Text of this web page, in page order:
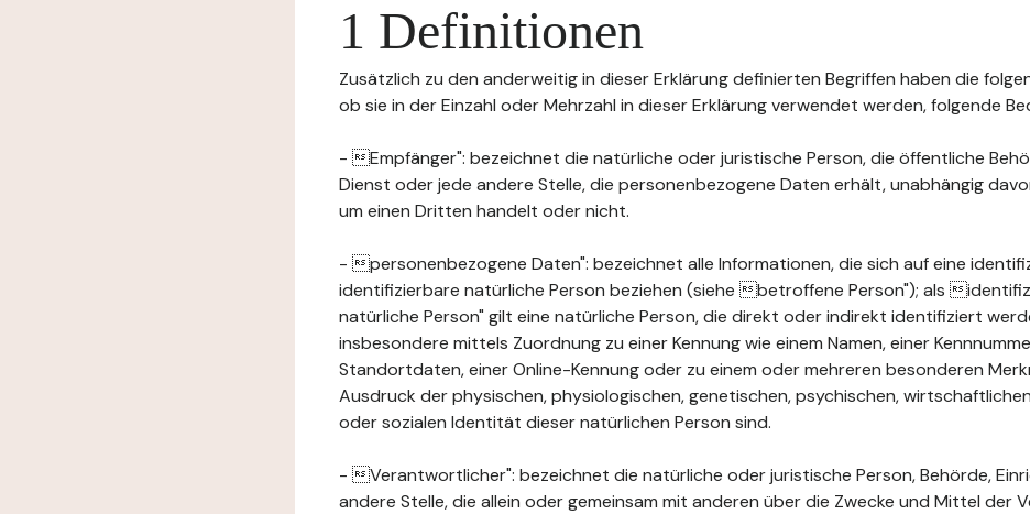
1 Definitionen
Zusätzlich zu den anderweitig in dieser Erklärung definierten Begriffen haben die
ob sie in der Einzahl oder Mehrzahl in dieser Erklärung verwendet werden, folgende
- Empfänger": bezeichnet die natürliche oder juristische Person, die öffentliche
Dienst oder jede andere Stelle, die personenbezogene Daten erhält, unabhängig
um einen Dritten handelt oder nicht.
- personenbezogene Daten": bezeichnet alle Informationen, die sich auf eine
identifizierbare natürliche Person beziehen (siehe betroffene Person"); als
natürliche Person" gilt eine natürliche Person, die direkt oder indirekt identifiziert
insbesondere mittels Zuordnung zu einer Kennung wie einem Namen, einer
Standortdaten, einer Online-Kennung oder zu einem oder mehreren besonderen
Ausdruck der physischen, physiologischen, genetischen, psychischen,
oder sozialen Identität dieser natürlichen Person sind.
- Verantwortlicher": bezeichnet die natürliche oder juristische Person, Behörde,
andere Stelle, die allein oder gemeinsam mit anderen über die Zwecke und Mittel der